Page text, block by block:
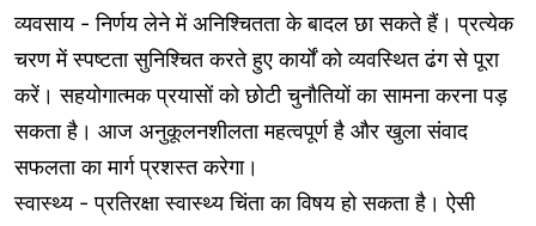
व्यवसाय - निर्णय लेने में अनिश्चितता के बादल छा सकते हैं। प्रत्येक
चरण में स्पष्टता सुनिश्चित करते हुए कार्यों को व्यवस्थित ढंग से पूरा
करें। सहयोगात्मक प्रयासों को छोटी चुनौतियों का सामना करना पड़
सकता है। आज अनुकूलनशीलता महत्वपूर्ण है और खुला संवाद
सफलता का मार्ग प्रशस्त करेगा।
स्वास्थ्य - प्रतिरक्षा स्वास्थ्य चिंता का विषय हो सकता है। ऐसी